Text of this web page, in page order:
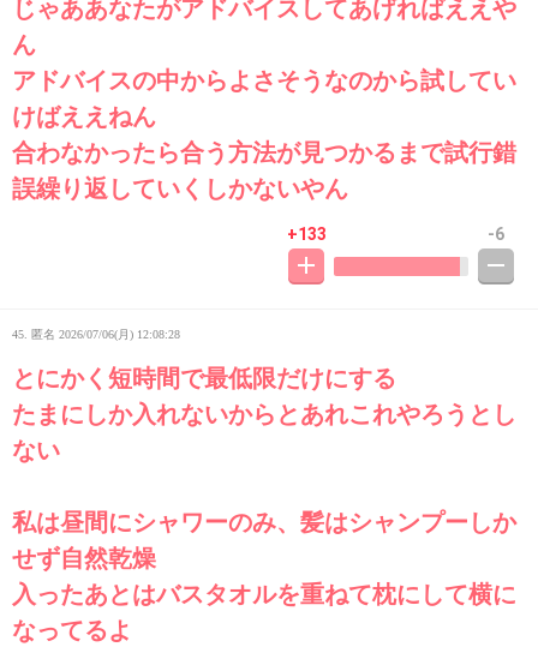
じゃああなたがアドバイスしてあげればええや
ん
アドバイスの中からよさそうなのから試してい
けばええねん
合わなかったら合う方法が見つかるまで試行錯
誤繰り返していくしかないやん
+133 -6
45. 匿名 2026/07/06(月) 12:08:28
とにかく短時間で最低限だけにする
たまにしか入れないからとあれこれやろうとし
ない
私は昼間にシャワーのみ、髪はシャンプーしか
せず自然乾燥
入ったあとはバスタオルを重ねて枕にして横に
なってるよ